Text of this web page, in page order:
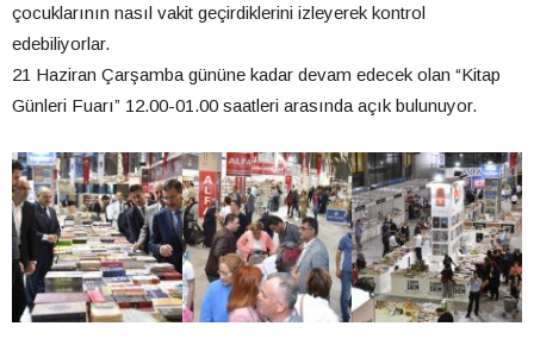
çocuklarının nasıl vakit geçirdiklerini izleyerek kontrol
edebiliyorlar.
21 Haziran Çarşamba gününe kadar devam edecek olan “Kitap
Günleri Fuarı” 12.00-01.00 saatleri arasında açık bulunuyor.